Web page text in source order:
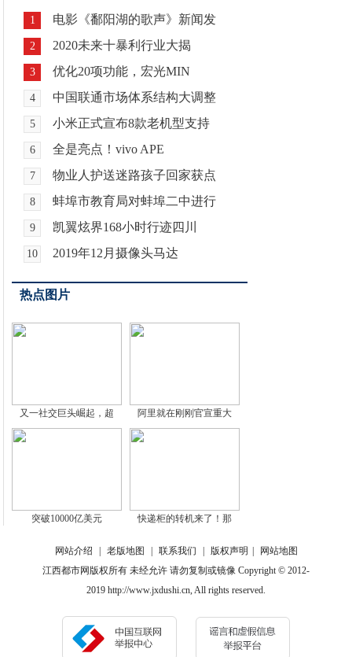
1 电影《鄱阳湖的歌声》新闻发
2 2020未来十暴利行业大揭
3 优化20项功能，宏光MIN
4 中国联通市场体系结构大调整
5 小米正式宣布8款老机型支持
6 全是亮点！vivo APE
7 物业人护送迷路孩子回家获点
8 蚌埠市教育局对蚌埠二中进行
9 凯翼炫界168小时行迹四川
10 2019年12月摄像头马达
热点图片
又一社交巨头崛起，超 阿里就在刚刚官宣重大
突破10000亿美元 快递柜的转机来了！那
网站介绍 老版地图 联系我们 版权声明
网站地图
江西都市网版权所有 未经允许 请勿复制或镜像 Copyright © 2012-
2019 http://www.jxdushi.cn, All rights reserved.